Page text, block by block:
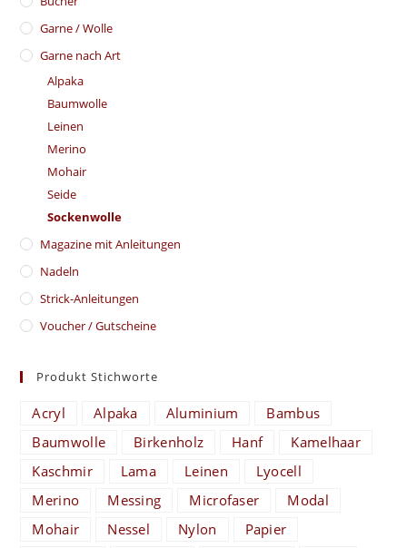
Garne / Wolle
Garne nach Art
Alpaka
Baumwolle
Leinen
Merino
Mohair
Seide
Sockenwolle
Magazine mit Anleitungen
Nadeln
Strick-Anleitungen
Voucher / Gutscheine
Produkt Stichworte
Acryl Alpaka Aluminium
Bambus
Baumwolle
Birkenholz Hanf
Kamelhaar
Kaschmir
Lama Leinen
Lyocell
Merino
Messing Microfaser
Modal
Mohair
Nessel Nylon
Papier